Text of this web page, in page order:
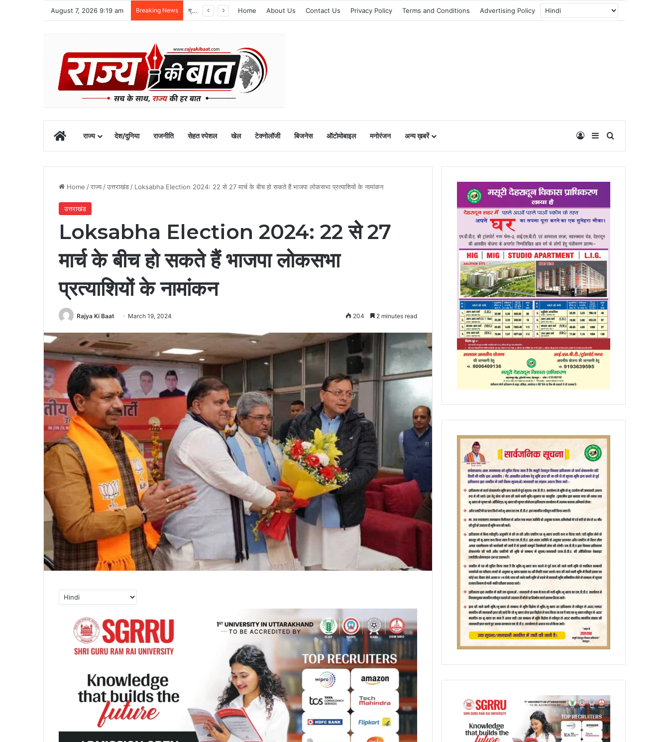
August 7, 2026 9:19 am Breaking News ग्राफिक एरा को बड़ी सफलता, एनएमसी ने 250 एमबीबीएस सीटों को दी मंजूरी Home About Us Contact Us Privacy Policy Terms and Conditions Advertising Policy
Homeराज्य देश/दुनिया राजनीति सेहत स्पेशल खेल टेक्नोलॉजी बिजनेस ऑटोमोबाइल मनोरंजन अन्य ख़बरें Log InSidebar
Home /राज्य /उत्तराखंड / Loksabha Election 2024: 22 से 27 मार्च के बीच हो सकते हैं भाजपा लोकसभा प्रत्याशियों के नामांकन
उत्तराखंड
Loksabha Election 2024: 22 से 27
मार्च के बीच हो सकते हैं भाजपा लोकसभा
प्रत्याशियों के नामांकन
Rajya Ki Baat March 19, 2024 204 2 minutes read